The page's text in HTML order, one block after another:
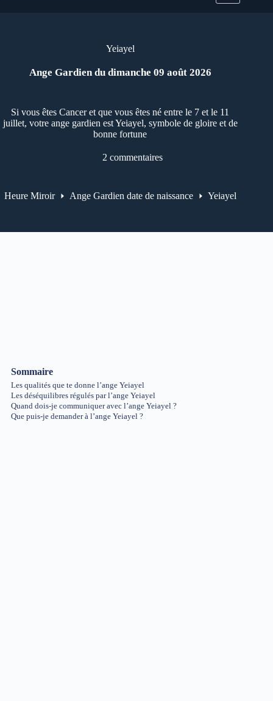
Yeiayel
Ange Gardien du dimanche 09 août 2026
Si vous êtes Cancer et que vous êtes né entre le 7 et le 11
juillet, votre ange gardien est Yeiayel, symbole de gloire et de
bonne fortune
2 commentaires
Heure Miroir Ange Gardien date de naissance Yeiayel
Sommaire
Les qualités que te donne l’ange Yeiayel
Les déséquilibres régulés par l’ange Yeiayel
Quand dois-je communiquer avec l’ange Yeiayel ?
Que puis-je demander à l’ange Yeiayel ?